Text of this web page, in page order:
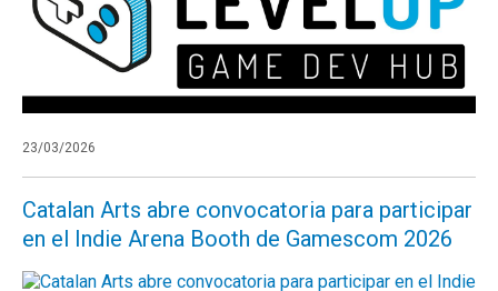
23/03/2026
Catalan Arts abre convocatoria para participar
en el Indie Arena Booth de Gamescom 2026